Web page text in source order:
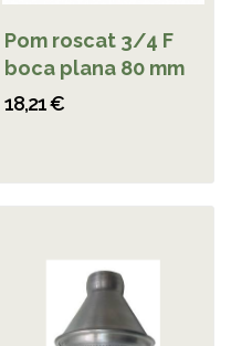
Pom roscat 3/4 F
boca plana 80 mm
18,21 €